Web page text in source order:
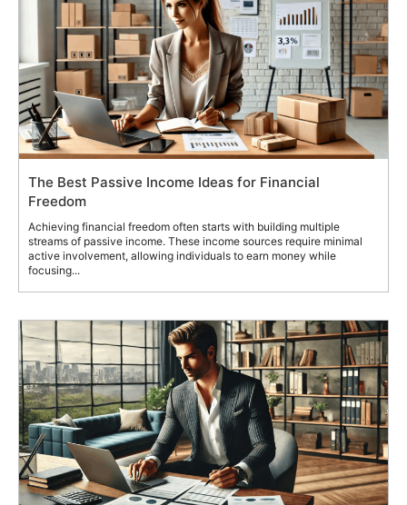
The Best Passive Income Ideas for Financial
Freedom
Achieving financial freedom often starts with building multiple
streams of passive income. These income sources require minimal
active involvement, allowing individuals to earn money while
focusing...